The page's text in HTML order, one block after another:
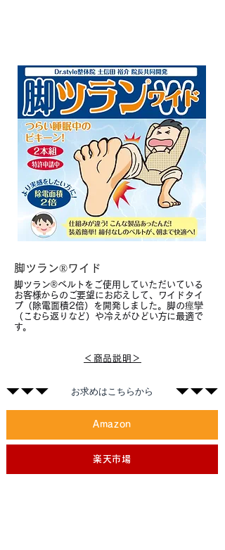
脚ツラン®ワイド
脚ツラン®ベルトをご使用していただいている
お客様からのご要望にお応えして、ワイドタイ
プ（除電面積2倍）を開発しました。脚の痙攣
（こむら返りなど）や冷えがひどい方に最適で
す。
＜商品説明＞
​お求めはこちらから
Amazon
楽天市場